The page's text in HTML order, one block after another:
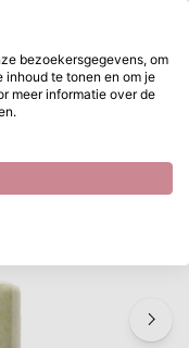
Cosmic Shimmer • Fabric Paint Sparkle 50ml
Paint Sparkle 50ml
bezoekersgegevens, om
te tonen en om je
meer informatie over de